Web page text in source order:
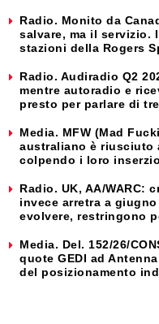
Radio. Monito da
salvare, ma il servizio.
stazioni della Rogers
Radio. Audiradio Q2
mentre autoradio e
presto per parlare di
Media. MFW (Mad
australiano è riusciuto
colpendo i loro
Radio. UK, AA/WARC:
invece arretra a
evolvere, restringono
Media. Del. 152/26/
quote GEDI ad
del posizionamento